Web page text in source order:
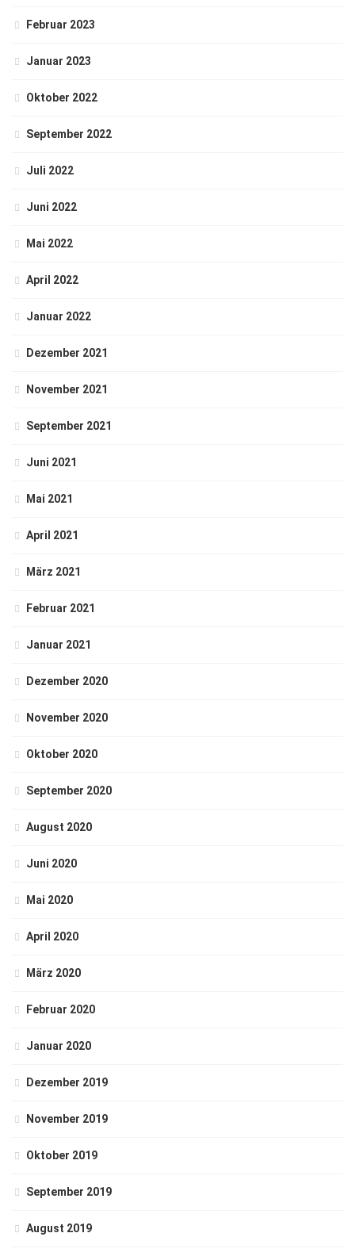
Februar 2023
Januar 2023
Oktober 2022
September 2022
Juli 2022
Juni 2022
Mai 2022
April 2022
Januar 2022
Dezember 2021
November 2021
September 2021
Juni 2021
Mai 2021
April 2021
März 2021
Februar 2021
Januar 2021
Dezember 2020
November 2020
Oktober 2020
September 2020
August 2020
Juni 2020
Mai 2020
April 2020
März 2020
Februar 2020
Januar 2020
Dezember 2019
November 2019
Oktober 2019
September 2019
August 2019